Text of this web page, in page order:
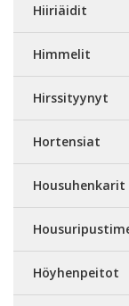
Hiiriäidit
Himmelit
Hirssityynyt
Hortensiat
Housuhenkarit
Höyhenpeitot